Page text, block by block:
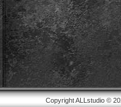
Copyright ALLstudio ©